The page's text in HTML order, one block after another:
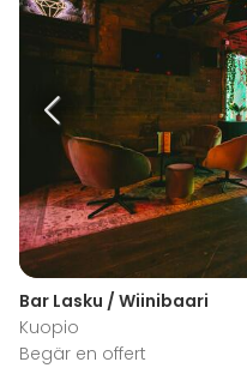
Bar Lasku / Wiinibaari
Kuopio
Begär en offert